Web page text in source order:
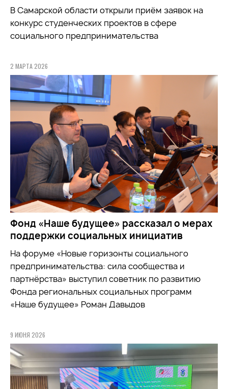
В Самарской области открыли приём заявок на
конкурс студенческих проектов в сфере
социального предпринимательства
2 МАРТА 2026
Фонд «Наше будущее» рассказал о мерах
поддержки социальных инициатив
На форуме «Новые горизонты социального
предпринимательства: сила сообщества и
партнёрства» выступил советник по развитию
Фонда региональных социальных программ
«Наше будущее» Роман Давыдов
9 ИЮНЯ 2026